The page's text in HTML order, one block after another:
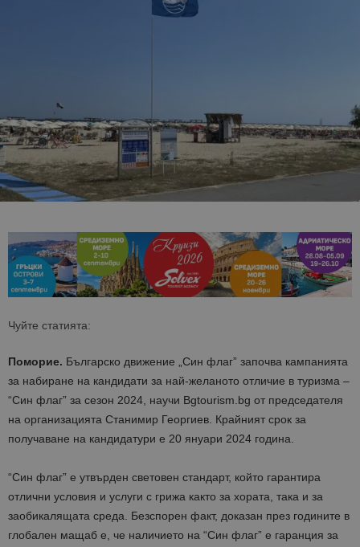
Чуйте статията:
Поморие. Българско движение „Син флаг” започва кампанията
за набиране на кандидати за най-желаното отличие в туризма –
“Син флаг” за сезон 2024, научи Bgtourism.bg от председателя
на организацията Станимир Георгиев. Крайният срок за
получаване на кандидатури е 20 януари 2024 година.
“Син флаг” е утвърден световен стандарт, който гарантира
отлични условия и услуги с грижа както за хората, така и за
заобикалящата среда. Безспорен факт, доказан през годините в
глобален мащаб е, че наличието на “Син флаг” е гаранция за